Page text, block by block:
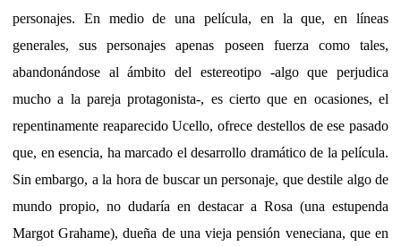
personajes. En medio de una película, en la que, en líneas
generales, sus personajes apenas poseen fuerza como tales,
abandonándose al ámbito del estereotipo -algo que perjudica
mucho a la pareja protagonista-, es cierto que en ocasiones, el
repentinamente reaparecido Ucello, ofrece destellos de ese pasado
que, en esencia, ha marcado el desarrollo dramático de la película.
Sin embargo, a la hora de buscar un personaje, que destile algo de
mundo propio, no dudaría en destacar a Rosa (una estupenda
Margot Grahame), dueña de una vieja pensión veneciana, que en